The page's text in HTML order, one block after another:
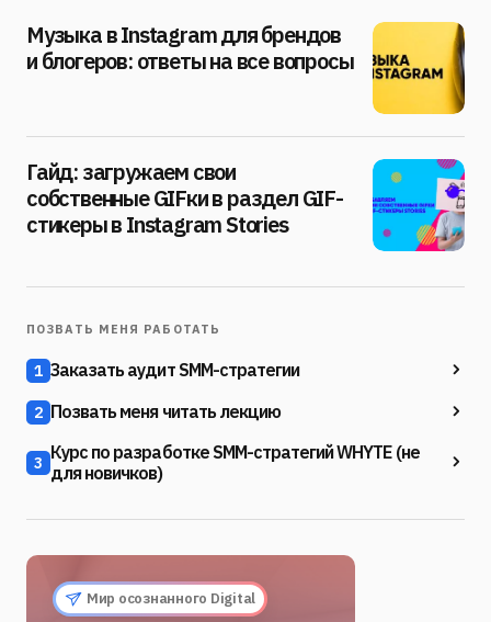
Музыка в Instagram для брендов
и блогеров: ответы на все вопросы
Гайд: загружаем свои
собственные GIFки в раздел GIF-
стикеры в Instagram Stories
ПОЗВАТЬ МЕНЯ РАБОТАТЬ
1 Заказать аудит SMM-стратегии
2 Позвать меня читать лекцию
3 Курс по разработке SMM-стратегий WHYTE (не
для новичков)
Мир осознанного Digital